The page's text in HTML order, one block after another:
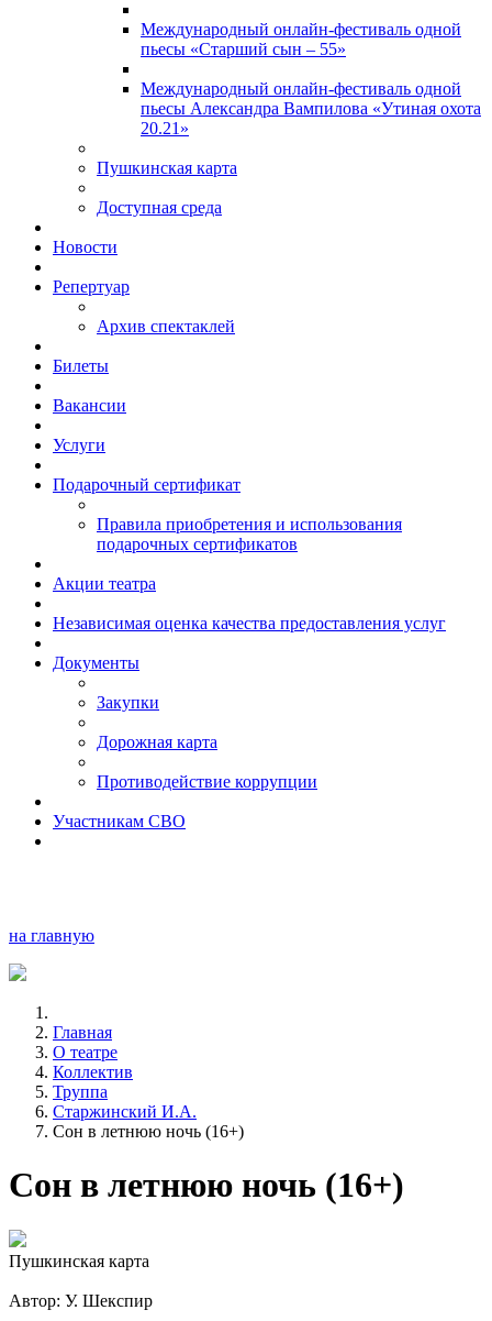
Международный онлайн-фестиваль одной
пьесы «Старший сын – 55»
Международный онлайн-фестиваль одной
пьесы Александра Вампилова «Утиная охота
20.21»
Пушкинская карта
Доступная среда
Новости
Репертуар
Архив спектаклей
Билеты
Вакансии
Услуги
Подарочный сертификат
Правила приобретения и использования
подарочных сертификатов
Акции театра
Независимая оценка качества предоставления услуг
Документы
Закупки
Дорожная карта
Противодействие коррупции
Участникам СВО
на главную
Главная
О театре
Коллектив
Труппа
Старжинский И.А.
Сон в летнюю ночь (16+)
Сон в летнюю ночь (16+)
Пушкинская карта
Автор: У. Шекспир